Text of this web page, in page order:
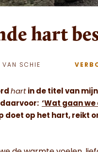
hart
VAN SCHIE
hart in de titel van
daarvoor: ‘Wat gaan we
doet op het hart, reikt